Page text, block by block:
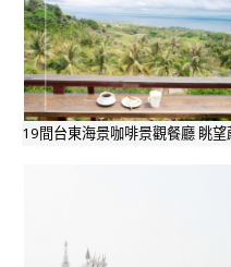
19間台東海景咖啡景觀餐廳 眺